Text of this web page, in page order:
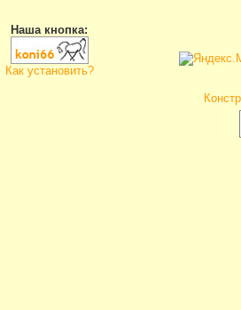
Наша кнопка:
Как установить?